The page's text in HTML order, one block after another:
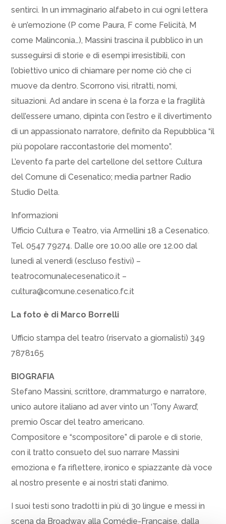
sentirci. In un immaginario alfabeto in cui ogni lettera
è un’emozione (P come Paura, F come Felicità, M
come Malinconia…), Massini trascina il pubblico in un
susseguirsi di storie e di esempi irresistibili, con
l’obiettivo unico di chiamare per nome ciò che ci
muove da dentro. Scorrono visi, ritratti, nomi,
situazioni. Ad andare in scena è la forza e la fragilità
dell’essere umano, dipinta con l’estro e il divertimento
di un appassionato narratore, definito da Repubblica “il
più popolare raccontastorie del momento”.
L’evento fa parte del cartellone del settore Cultura
del Comune di Cesenatico; media partner Radio
Studio Delta.
Informazioni
Ufficio Cultura e Teatro, via Armellini 18 a Cesenatico.
Tel. 0547 79274. Dalle ore 10.00 alle ore 12.00 dal
lunedì al venerdì (escluso festivi) –
teatrocomunalecesenatico.it –
cultura@comune.cesenatico.fc.it
La foto è di Marco Borrelli
Ufficio stampa del teatro (riservato a giornalisti) 349
7878165
BIOGRAFIA
Stefano Massini, scrittore, drammaturgo e narratore,
unico autore italiano ad aver vinto un ‘Tony Award’,
premio Oscar del teatro americano.
Compositore e “scompositore” di parole e di storie,
con il tratto consueto del suo narrare Massini
emoziona e fa riflettere, ironico e spiazzante dà voce
al nostro presente e ai nostri stati d’animo.
I suoi testi sono tradotti in più di 30 lingue e messi in
scena da Broadway alla Comédie-Française, dalla